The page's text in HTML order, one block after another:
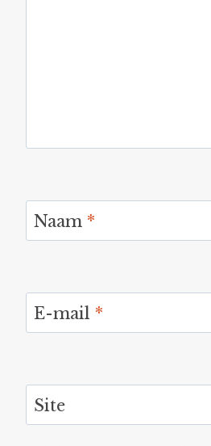
Naam *
E-mail *
Site